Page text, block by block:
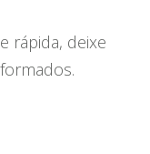
rápida, deixe